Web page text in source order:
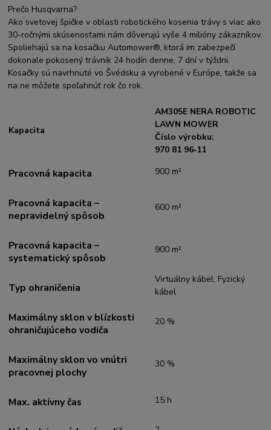
Prečo Husqvarna?
Ako svetovej špičke v oblasti robotického kosenia trávy s viac ako
30-ročnými skúsenosťami nám dôverujú vyše 4 milióny zákazníkov.
Spoliehajú sa na kosačku Automower®, ktorá im zabezpečí
dokonale pokosený trávnik 24 hodín denne, 7 dní v týždni.
Kosačky sú navrhnuté vo Švédsku a vyrobené v Európe, takže sa
na ne môžete spoľahnúť rok čo rok.
Kapacita
AM305E NERA ROBOTIC
LAWN MOWER
Číslo výrobku:
970 81 96‑11
Pracovná kapacita 900 m²
Pracovná kapacita –
nepravidelný spôsob
600 m²
Pracovná kapacita –
systematický spôsob
900 m²
Typ ohraničenia
Virtuálny kábel, Fyzický
kábel
Maximálny sklon v blízkosti
ohraničujúceho vodiča
20 %
Maximálny sklon vo vnútri
pracovnej plochy
30 %
Max. aktívny čas 15 h